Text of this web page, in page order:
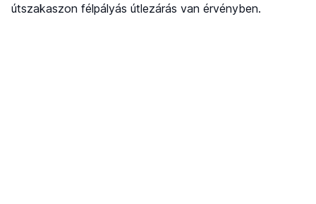
útszakaszon félpályás útlezárás van érvényben.